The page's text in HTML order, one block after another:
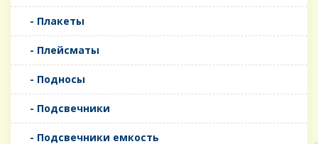
- Плакеты
- Плейсматы
- Подносы
- Подсвечники
- Подсвечники емкость